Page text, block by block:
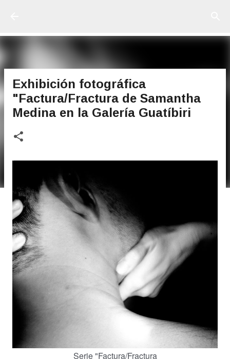
Exhibición fotográfica
"Factura/Fractura de Samantha
Medina en la Galería Guatíbiri
Serie "Factura/Fractura